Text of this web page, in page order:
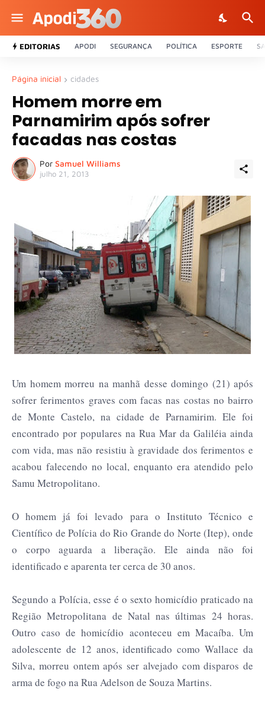
EDITORIAS APODI SEGURANÇA POLÍTICA ESPORTE
Página inicial cidades
Homem morre em
Parnamirim após sofrer
facadas nas costas
Por Samuel Williams
julho 21, 2013
Um homem morreu na manhã desse domingo (21) após
sofrer ferimentos graves com facas nas costas no bairro
de Monte Castelo, na cidade de Parnamirim. Ele foi
encontrado por populares na Rua Mar da Galiléia ainda
com vida, mas não resistiu à gravidade dos ferimentos e
acabou falecendo no local, enquanto era atendido pelo
Samu Metropolitano.
O homem já foi levado para o Instituto Técnico e
Científico de Polícia do Rio Grande do Norte (Itep), onde
o corpo aguarda a liberação. Ele ainda não foi
identificado e aparenta ter cerca de 30 anos.
Segundo a Polícia, esse é o sexto homicídio praticado na
Região Metropolitana de Natal nas últimas 24 horas.
Outro caso de homicídio aconteceu em Macaíba. Um
adolescente de 12 anos, identificado como Wallace da
Silva, morreu ontem após ser alvejado com disparos de
arma de fogo na Rua Adelson de Souza Martins.